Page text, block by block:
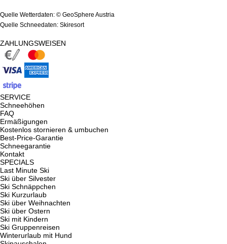
Quelle Wetterdaten: © GeoSphere Austria
Quelle Schneedaten: Skiresort
ZAHLUNGSWEISEN
SERVICE
Schneehöhen
FAQ
Ermäßigungen
Kostenlos stornieren & umbuchen
Best-Price-Garantie
Schneegarantie
Kontakt
SPECIALS
Last Minute Ski
Ski über Silvester
Ski Schnäppchen
Ski Kurzurlaub
Ski über Weihnachten
Ski über Ostern
Ski mit Kindern
Ski Gruppenreisen
Winterurlaub mit Hund